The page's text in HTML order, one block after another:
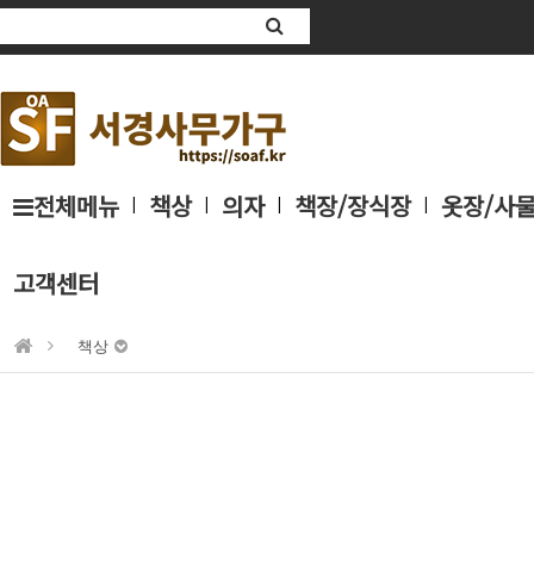
전체메뉴 | 책상 | 의자 | 책장/장식장 | 옷장/사
고객센터
책상